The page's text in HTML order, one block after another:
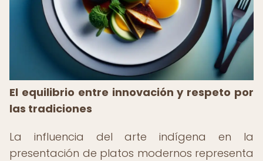
El equilibrio entre innovación y respeto por
las tradiciones
La influencia del arte indígena en la
presentación de platos modernos representa